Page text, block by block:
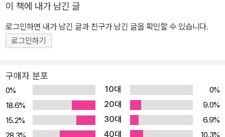
이 책에 내가 남긴 글
로그인하면 내가 남긴 글과 친구가 남긴 글을 확인할 수 있습니다.
로그인하기
구매자 분포
0% 10대
0%
18.6%
20대
9.0%
15.2%
30대
6.9%
40대
10.3%